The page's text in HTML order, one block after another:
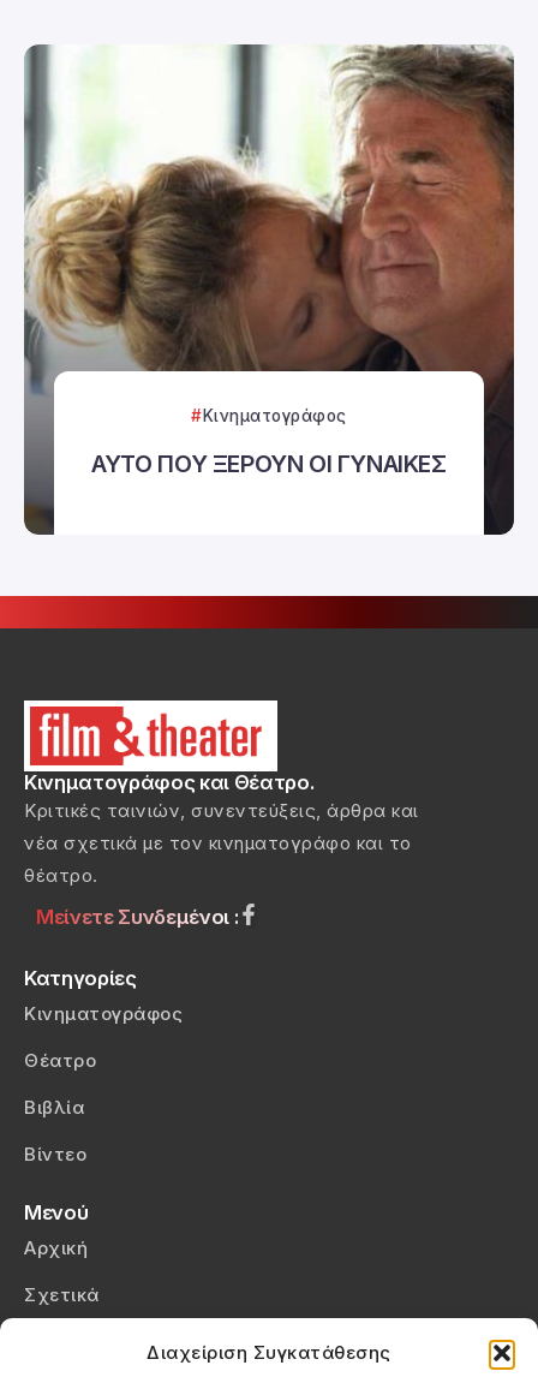
Διαχείριση Συγκατάθεσης
Κινηματογράφος
ΑΥΤΟ ΠΟΥ ΞΕΡΟΥΝ ΟΙ ΓΥΝΑΙΚΕΣ
Κινηματογράφος και Θέατρο.
Κριτικές ταινιών, συνεντεύξεις, άρθρα και
νέα σχετικά με τον κινηματογράφο και το
θέατρο.
Μείνετε Συνδεμένοι :
Κατηγορίες
Κινηματογράφος
Θέατρο
Βιβλία
Βίντεο
Μενού
Αρχική
Σχετικά